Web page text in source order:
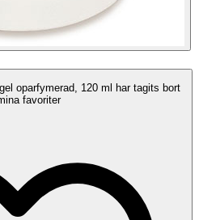
oparfymerad, 120 ml har tagits bort
favoriter